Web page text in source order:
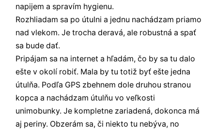
napijem a spravím hygienu.
Rozhliadam sa po útulni a jednu nachádzam priamo
nad vlekom. Je trocha deravá, ale robustná a spať
sa bude dať.
Pripájam sa na internet a hľadám, čo by sa tu dalo
ešte v okolí robiť. Mala by tu totiž byť ešte jedna
útulňa. Podľa GPS zbehnem dole druhou stranou
kopca a nachádzam útulňu vo veľkosti
unimobunky. Je kompletne zariadená, dokonca má
aj periny. Obzerám sa, či niekto tu nebýva, no